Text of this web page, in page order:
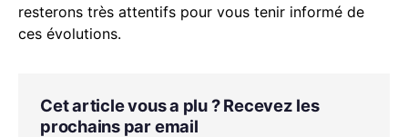
resterons très attentifs pour vous tenir informé de
ces évolutions.
Cet article vous a plu ? Recevez les
prochains par email